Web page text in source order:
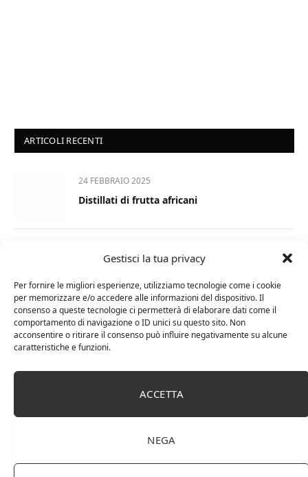
Gestisci la tua privacy
Per fornire le migliori esperienze, utilizziamo tecnologie come i cookie
per memorizzare e/o accedere alle informazioni del dispositivo. Il
consenso a queste tecnologie ci permetterà di elaborare dati come il
comportamento di navigazione o ID unici su questo sito. Non
acconsentire o ritirare il consenso può influire negativamente su alcune
caratteristiche e funzioni.
ACCETTA
NEGA
ARTICOLI RECENTI
24 FEBBRAIO 2025
Distillati di frutta africani
La Champagnerie: vini, bollicine, champagne,
distillati e food online
1 APRILE 2024
Differenza tra brandy e cognac: tutte le
curiosità
irlandesi